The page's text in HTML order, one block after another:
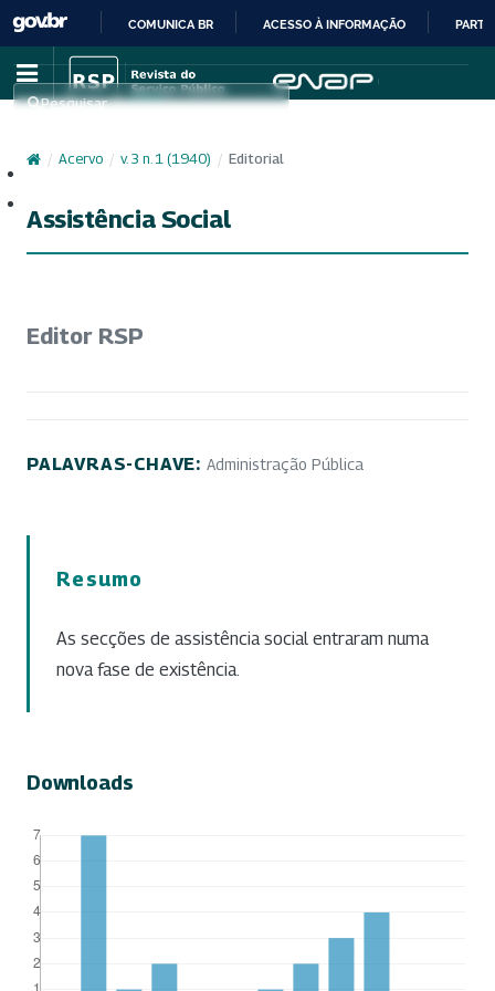
IR
PARA
CONTEÚDO
COMUNICA BR ACESSO À INFORMAÇÃO
Pesquisar
/ Acervo / v. 3 n. 1 (1940) / Editorial
Assistência Social
Editor RSP
PALAVRAS-CHAVE: Administração Pública
Resumo
As secções de assistência social entraram numa
nova fase de existência.
Downloads